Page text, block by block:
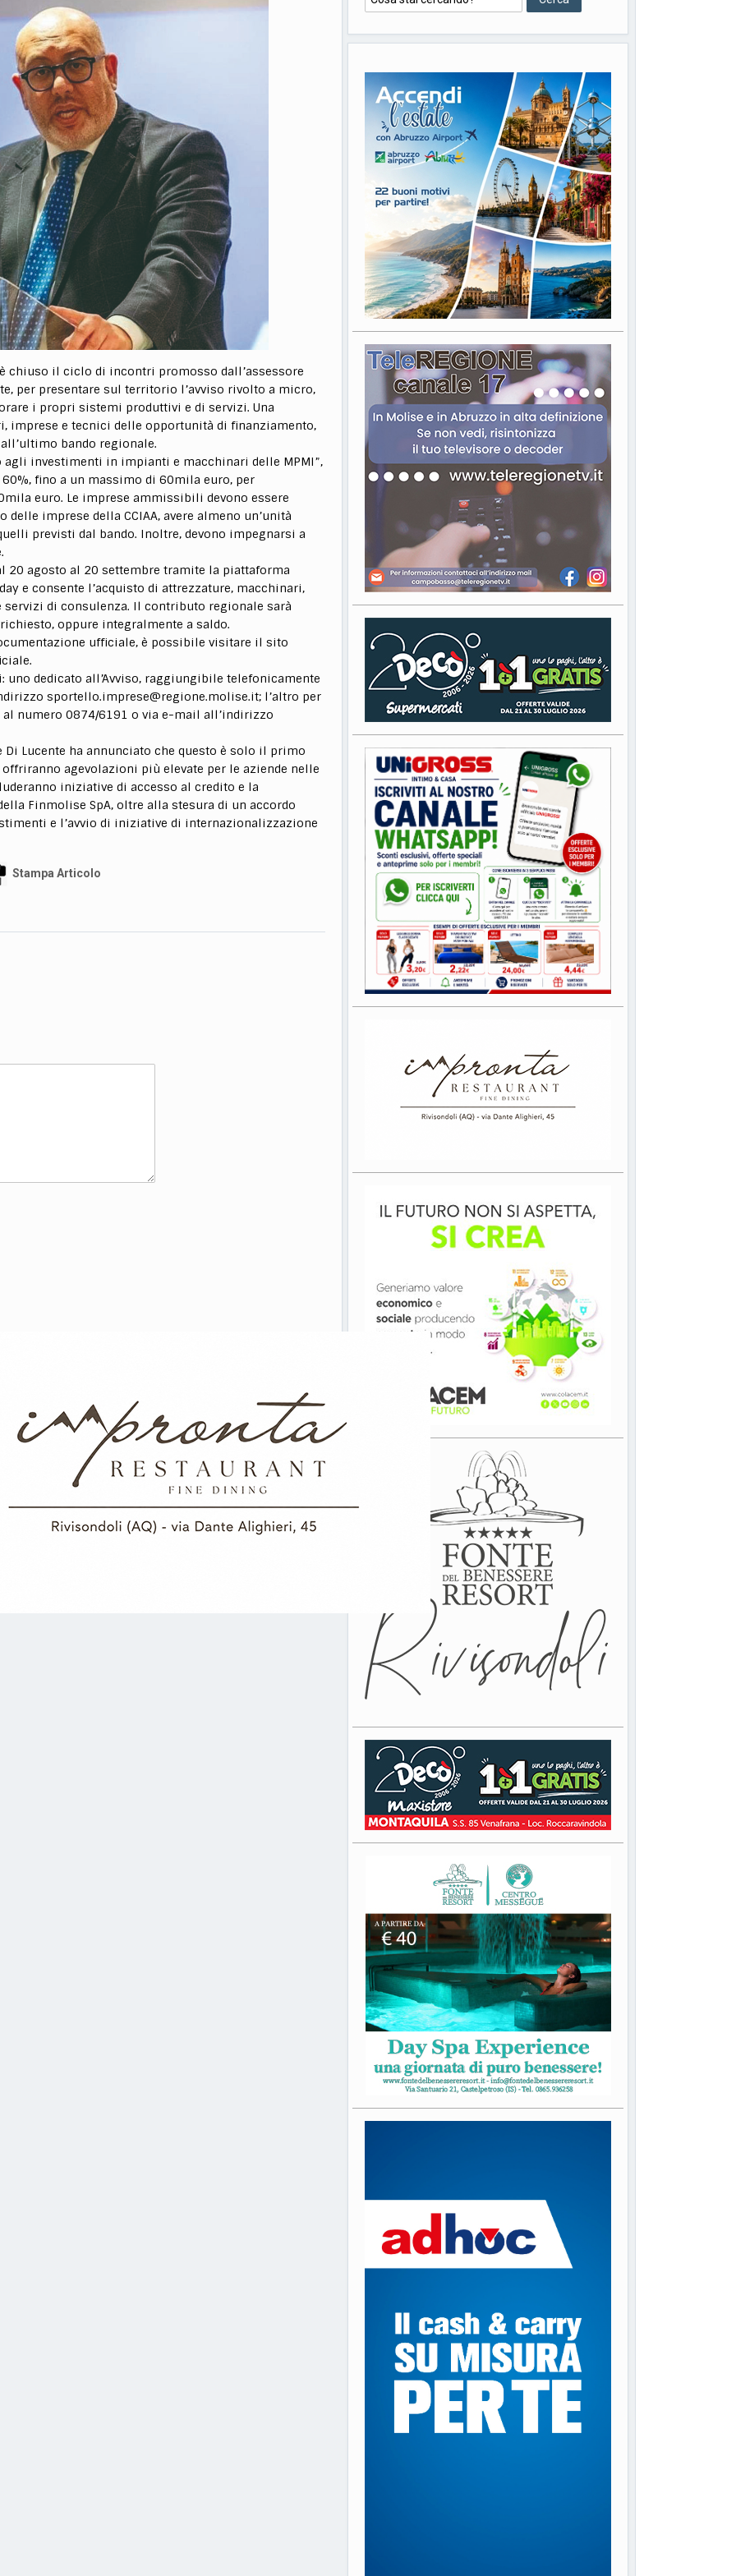
chiuso il ciclo di incontri promosso dall’assessore
per presentare sul territorio l’avviso rivolto a micro,
i propri sistemi produttivi e di servizi. Una
e tecnici delle opportunità di finanziamento,
bando regionale.
agli investimenti in impianti e macchinari delle MPMI”,
fino a un massimo di 60mila euro, per
euro. Le imprese ammissibili devono essere
imprese della CCIAA, avere almeno un’unità
previsti dal bando. Inoltre, devono impegnarsi a
20 agosto al 20 settembre tramite la piattaforma
e consente l’acquisto di attrezzature, macchinari,
di consulenza. Il contributo regionale sarà
oppure integralmente a saldo.
ufficiale, è possibile visitare il sito
dedicato all’Avviso, raggiungibile telefonicamente
sportello.imprese@regione.molise.it; l’altro per
numero 0874/6191 o via e-mail all’indirizzo
Lucente ha annunciato che questo è solo il primo
agevolazioni più elevate per le aziende nelle
iniziative di accesso al credito e la
Finmolise SpA, oltre alla stesura di un accordo
e l’avvio di iniziative di internazionalizzazione
Stampa Articolo